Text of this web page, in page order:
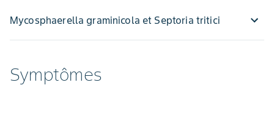
Mycosphaerella graminicola et Septoria tritici
Symptômes